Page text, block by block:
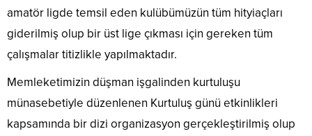
amatör ligde temsil eden kulübümüzün tüm hityiaçları
giderilmiş olup bir üst lige çıkması için gereken tüm
çalışmalar titizlikle yapılmaktadır.
Memleketimizin düşman işgalinden kurtuluşu
münasebetiyle düzenlenen Kurtuluş günü etkinlikleri
kapsamında bir dizi organizasyon gerçekleştirilmiş olup